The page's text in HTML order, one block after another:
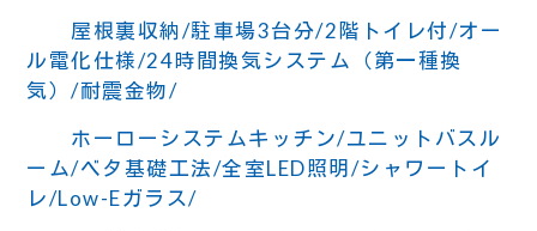
屋根裏収納/駐車場3台分/2階トイレ付/オー
ル電化仕様/24時間換気システム（第一種換
気）/耐震金物/
ホーローシステムキッチン/ユニットバスル
ーム/ベタ基礎工法/全室LED照明/シャワートイ
レ/Low-Eガラス/